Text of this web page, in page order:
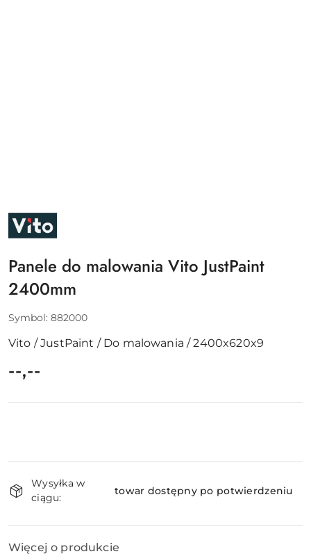
VITO
Panele do malowania Vito JustPaint
2400mm
Symbol: 882000
Vito / JustPaint / Do malowania / 2400x620x9
cena:
--,--
i
dostawa
Wysyłka w
ciągu:
towar dostępny po potwierdzeniu
Więcej o produkcie